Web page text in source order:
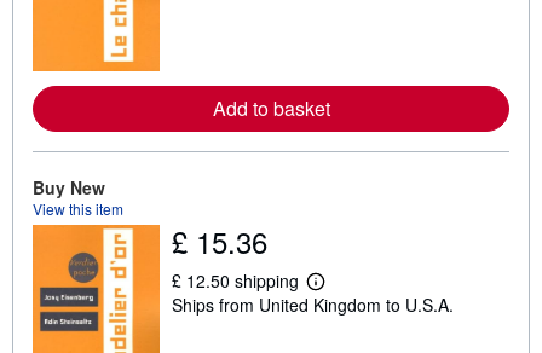
o
u
t
n
g
r
Add to basket
Buy New
View this item
£ 15.36
£ 12.50 shipping
L
e
Ships from United Kingdom to U.S.A.